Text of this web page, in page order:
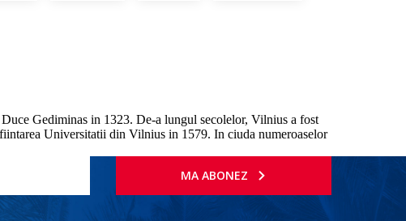
Gediminas in 1323. De-a lungul secolelor, Vilnius a fost
Universitatii din Vilnius in 1579. In ciuda numeroaselor
MA ABONEZ